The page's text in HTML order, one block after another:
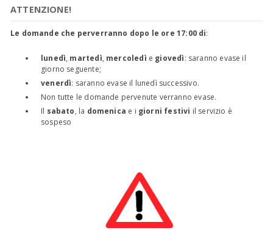
ATTENZIONE!
Le domande che perverranno dopo le ore 17:00 di:
lunedì, martedì, mercoledì e giovedì: saranno evase il
giorno seguente;
venerdì: saranno evase il lunedì successivo.
Non tutte le domande pervenute verranno evase.
Il sabato, la domenica e i giorni festivi il servizio è
sospeso